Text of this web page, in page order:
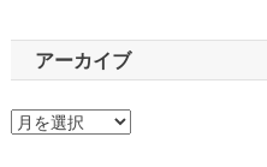
アーカイブ
ア